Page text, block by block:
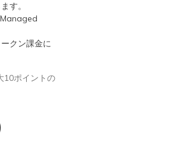
す。
クン課金に
10ポイントの